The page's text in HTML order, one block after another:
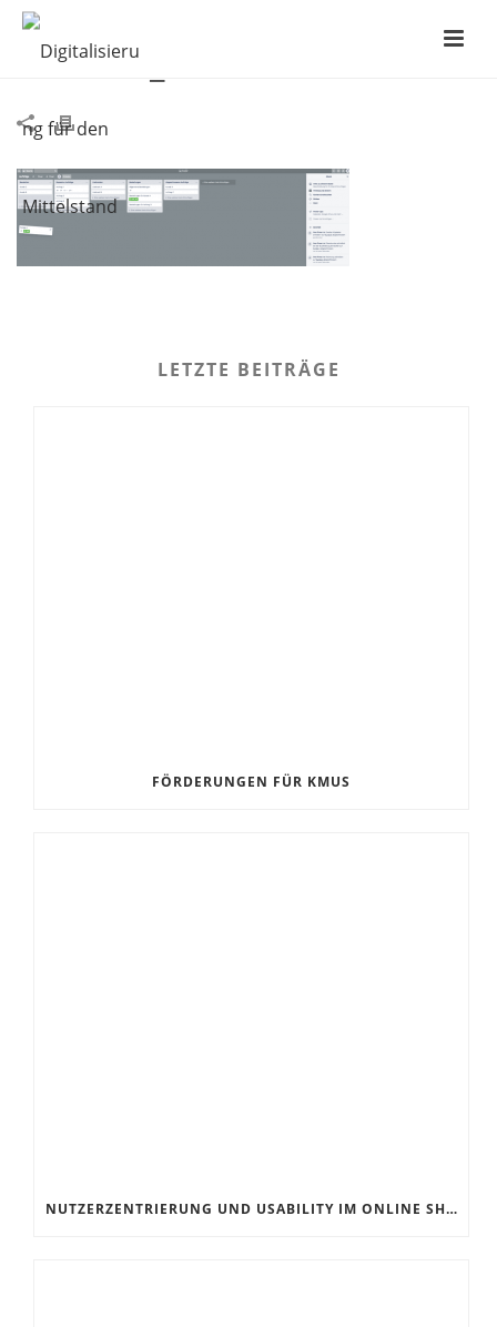
TRELLO_STEP-4
LETZTE BEITRÄGE
FÖRDERUNGEN FÜR KMUS
NUTZERZENTRIERUNG UND USABILITY IM ONLINE SHOP